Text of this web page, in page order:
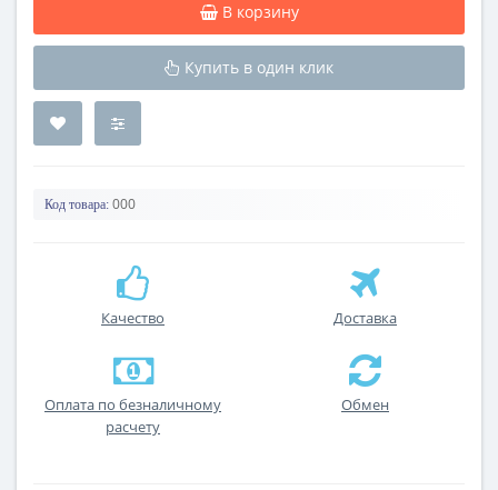
В корзину
Купить в один клик
Код товара: 000
Качество Доставка
Оплата по безналичному
расчету
Обмен